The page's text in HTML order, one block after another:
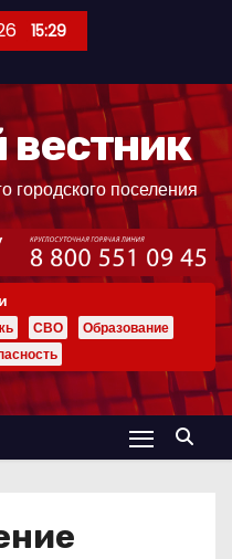
15:29
вестник
городского поселения
СВО
Образование